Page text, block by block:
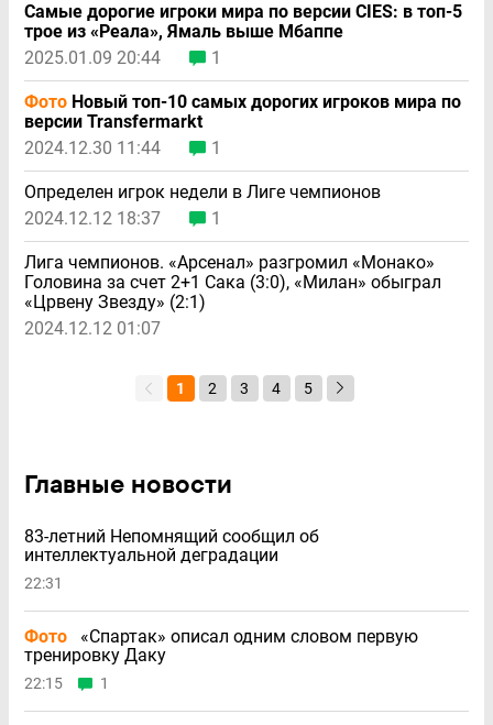
Самые дорогие игроки мира по версии CIES: в топ-5
трое из «Реала», Ямаль выше Мбаппе
2025.01.09 20:44
1
Фото Новый топ-10 самых дорогих игроков мира по
версии Transfermarkt
2024.12.30 11:44
1
Определен игрок недели в Лиге чемпионов
2024.12.12 18:37
1
Лига чемпионов. «Арсенал» разгромил «Монако»
Головина за счет 2+1 Сака (3:0), «Милан» обыграл
«Црвену Звезду» (2:1)
2024.12.12 01:07
1 2 3 4 5
Главные новости
83-летний Непомнящий сообщил об
интеллектуальной деградации
22:31
Фото
«Спартак» описал одним словом первую
тренировку Даку
22:15 1